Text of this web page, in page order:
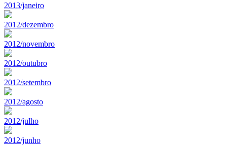
2013/janeiro
2012/dezembro
2012/novembro
2012/outubro
2012/setembro
2012/agosto
2012/julho
2012/junho